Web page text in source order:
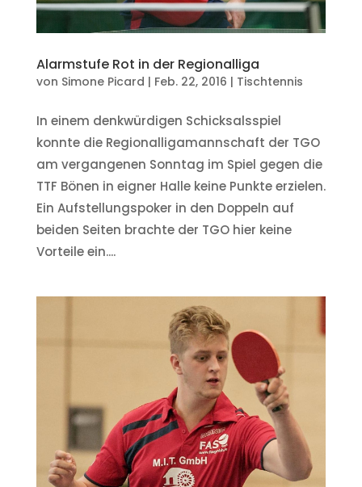
Alarmstufe Rot in der Regionalliga
von Simone Picard | Feb. 22, 2016 | Tischtennis
In einem denkwürdigen Schicksalsspiel
konnte die Regionalligamannschaft der TGO
am vergangenen Sonntag im Spiel gegen die
TTF Bönen in eigner Halle keine Punkte erzielen.
Ein Aufstellungspoker in den Doppeln auf
beiden Seiten brachte der TGO hier keine
Vorteile ein....